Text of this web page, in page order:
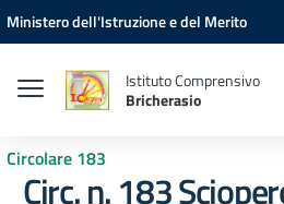
Vai ai contenuti
Vai al menu di navigazione
Vai al footer
Ministero dell'Istruzione e del Merito
Istituto Comprensivo
Bricherasio
Circolare 183
Circ. n. 183